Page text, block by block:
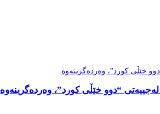
“دوو خێڵی کورد”، وەردەگرینەوه‌